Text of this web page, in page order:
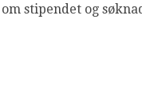
stipendet og